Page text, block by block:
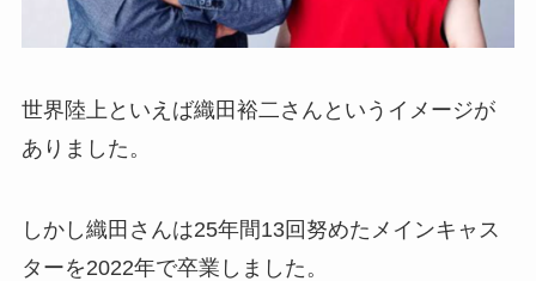
世界陸上といえば織田裕二さんというイメージが
ありました。
しかし織田さんは25年間13回努めたメインキャス
ターを2022年で卒業しました。